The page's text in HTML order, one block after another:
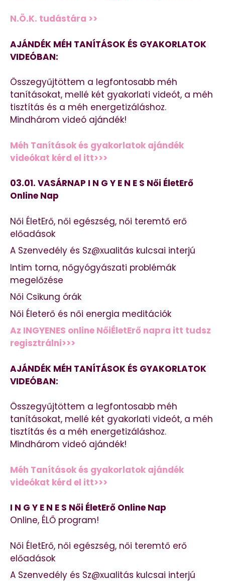
N.Ö.K. tudástára >>
AJÁNDÉK MÉH TANÍTÁSOK ÉS GYAKORLATOK
VIDEÓBAN:
Összegyűjtöttem a legfontosabb méh
tanításokat, mellé két gyakorlati videót, a méh
tisztítás és a méh energetizáláshoz.
Mindhárom videó ajándék!
Méh Tanítások és gyakorlatok ajándék
videókat kérd el itt>>>
03.01. VASÁRNAP I N G Y E N E S Női ÉletErő
Online Nap
Női ÉletErő, női egészség, női teremtő erő
előadások
A Szenvedély és Sz@xualitás kulcsai interjú
Intim torna, nőgyógyászati problémák
megelőzése
Női Csikung órák
Női Életerő és női energia meditációk
Az INGYENES online NőiÉletErő napra itt tudsz
regisztrálni>>>
AJÁNDÉK MÉH TANÍTÁSOK ÉS GYAKORLATOK
VIDEÓBAN:
Összegyűjtöttem a legfontosabb méh
tanításokat, mellé két gyakorlati videót, a méh
tisztítás és a méh energetizáláshoz.
Mindhárom videó ajándék!
Méh Tanítások és gyakorlatok ajándék
videókat kérd el itt>>>
I N G Y E N E S Női ÉletErő Online Nap
Online, ÉLŐ program!
Női ÉletErő, női egészség, női teremtő erő
előadások
A Szenvedély és Sz@xualitás kulcsai interjú